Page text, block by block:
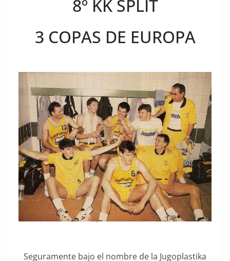
8º KK SPLIT
3 COPAS DE EUROPA
Seguramente bajo el nombre de la Jugoplastika